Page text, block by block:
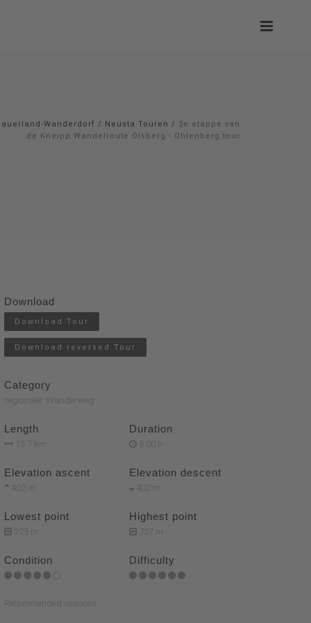
Wanderdorf / Neusta Touren / 3e etappe van
de Kneipp Wandelroute Olsberg - Ohlenberg tour
Download
Download Tour
Download reversed Tour
Category
regionaler Wanderweg
Length
15.7 km
Duration
5:00 h
Elevation ascent
402 m
Elevation descent
402 m
Lowest point
325 m
Highest point
727 m
Condition Difficulty
Recommended seasons